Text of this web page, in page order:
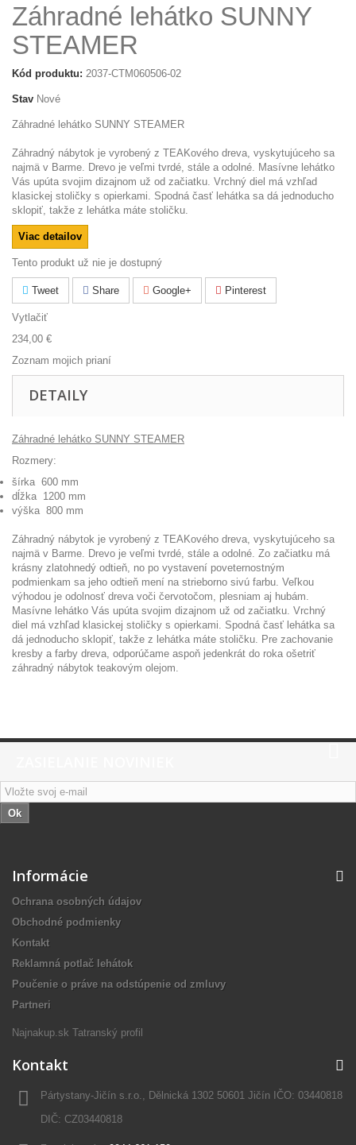
Záhradné lehátko SUNNY
STEAMER
Kód produktu: 2037-CTM060506-02
Stav Nové
Záhradné lehátko SUNNY STEAMER
Záhradný nábytok je vyrobený z TEAKového dreva, vyskytujúceho sa
najmä v Barme. Drevo je veľmi tvrdé, stále a odolné. Masívne lehátko
Vás upúta svojim dizajnom už od začiatku. Vrchný diel má vzhľad
klasickej stoličky s opierkami. Spodná časť lehátka sa dá jednoducho
sklopiť, takže z lehátka máte stoličku.
Viac detailov
Tento produkt už nie je dostupný
Tweet Share Google+ Pinterest
Vytlačiť
234,00 €
Zoznam mojich prianí
DETAILY
Záhradné lehátko SUNNY STEAMER
Rozmery:
šírka 600 mm
dĺžka 1200 mm
výška 800 mm
Záhradný nábytok je vyrobený z TEAKového dreva, vyskytujúceho sa
najmä v Barme. Drevo je veľmi tvrdé, stále a odolné. Zo začiatku má
krásny zlatohnedý odtieň, no po vystavení poveternostným
podmienkam sa jeho odtieň mení na strieborno sivú farbu. Veľkou
výhodou je odolnosť dreva voči červotočom, plesniam aj hubám.
Masívne lehátko Vás upúta svojim dizajnom už od začiatku. Vrchný
diel má vzhľad klasickej stoličky s opierkami. Spodná časť lehátka sa
dá jednoducho sklopiť, takže z lehátka máte stoličku. Pre zachovanie
kresby a farby dreva, odporúčame aspoň jedenkrát do roka ošetriť
záhradný nábytok teakovým olejom.
Ok
Informácie
Ochrana osobných údajov
Obchodné podmienky
Kontakt
Reklamná potlač lehátok
Poučenie o práve na odstúpenie od zmluvy
Partneri
Najnakup.sk Tatranský profil
Kontakt
Pártystany-Jičín s.r.o., Dělnická 1302 50601 Jičín IČO: 03440818
DIČ: CZ03440818